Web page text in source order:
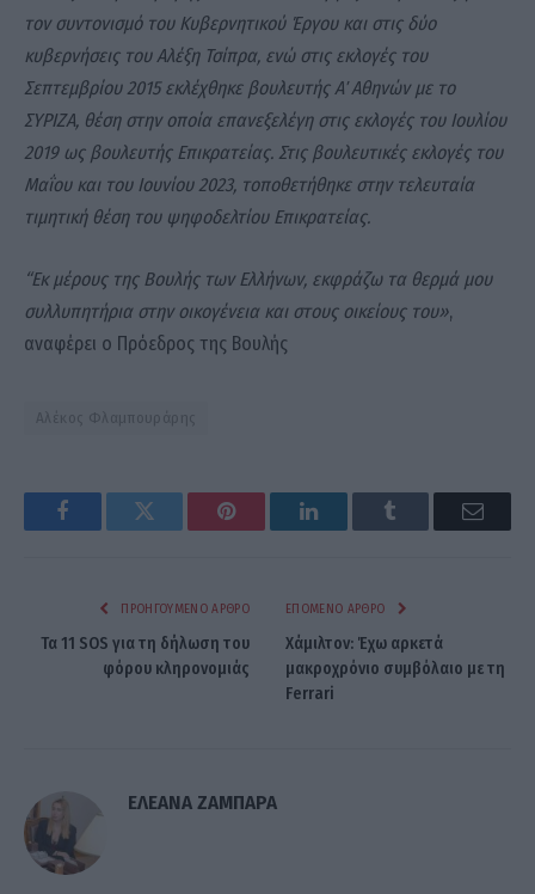
τον συντονισμό του Κυβερνητικού Έργου και στις δύο
κυβερνήσεις του Αλέξη Τσίπρα, ενώ στις εκλογές του
Σεπτεμβρίου 2015 εκλέχθηκε βουλευτής Α΄ Αθηνών με το
ΣΥΡΙΖΑ, θέση στην οποία επανεξελέγη στις εκλογές του Ιουλίου
2019 ως βουλευτής Επικρατείας. Στις βουλευτικές εκλογές του
Μαΐου και του Ιουνίου 2023, τοποθετήθηκε στην τελευταία
τιμητική θέση του ψηφοδελτίου Επικρατείας.
“Εκ μέρους της Βουλής των Ελλήνων, εκφράζω τα θερμά μου
συλλυπητήρια στην οικογένεια και στους οικείους του»,
αναφέρει ο Πρόεδρος της Βουλής
Αλέκος Φλαμπουράρης
FacebookTwitter Pinterest LinkedInTumblr Email
ΠΡΟΗΓΟΎΜΕΝΟ ΆΡΘΡΟ
Τα 11 SOS για τη δήλωση του
φόρου κληρονομιάς
ΕΠΌΜΕΝΟ ΆΡΘΡΟ
Χάμιλτον: Έχω αρκετά
μακροχρόνιο συμβόλαιο με τη
Ferrari
ΕΛΕΑΝΑ ΖΑΜΠΑΡΑ